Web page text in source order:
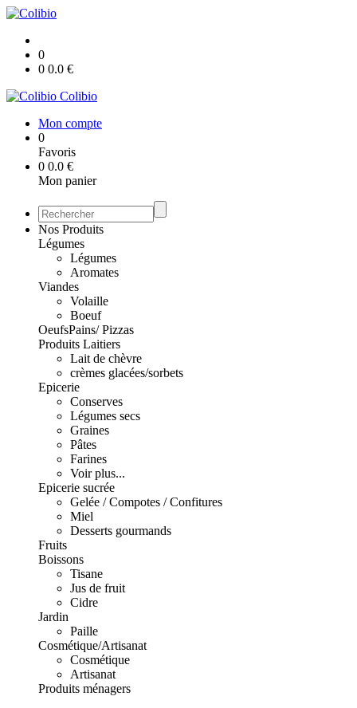
0
0 0.0 €
Colibio
Mon compte
0
Favoris
0 0.0 €
Mon panier
Nos Produits
Légumes
Légumes
Aromates
Viandes
Volaille
Boeuf
OeufsPains/ Pizzas
Produits Laitiers
Lait de chèvre
crèmes glacées/sorbets
Epicerie
Conserves
Légumes secs
Graines
Pâtes
Farines
Voir plus...
Epicerie sucrée
Gelée / Compotes / Confitures
Miel
Desserts gourmands
Fruits
Boissons
Tisane
Jus de fruit
Cidre
Jardin
Paille
Cosmétique/Artisanat
Cosmétique
Artisanat
Produits ménagers